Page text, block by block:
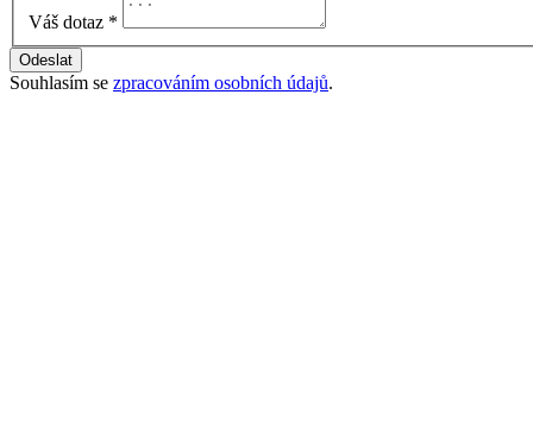
Váš dotaz *
Odeslat
Souhlasím se zpracováním osobních údajů.